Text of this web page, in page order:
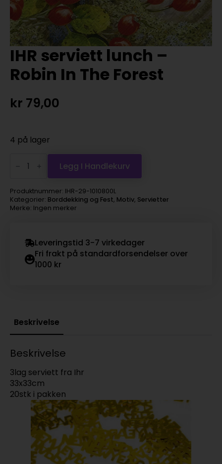
IHR serviett lunch –
Robin In The Forest
kr 79,00
4 på lager
serviett
lunch
Robin
In
The
Forest
Legg I Handlekurv
Produktnummer: IHR-29-1010800L
Kategorier: Borddekking og Fest, Motiv, Servietter
Merke: Ingen merker
Leveringstid 3-7 virkedager
Fri frakt på standardforsendelser over
1000 kr
Beskrivelse
Beskrivelse
3lag serviett fra Ihr
33x33cm
20stk i pakken